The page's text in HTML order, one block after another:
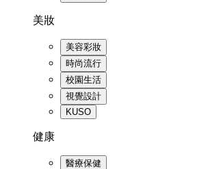
美妝
美容彩妝
時尚流行
校園生活
視覺設計
KUSO
健康
醫療保健